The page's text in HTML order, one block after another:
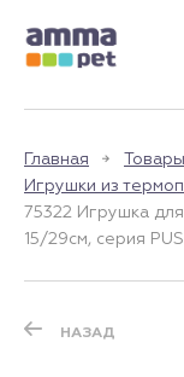
Главная
Игрушки из
75322 Игрушка
15/29см, серия
НАЗАД